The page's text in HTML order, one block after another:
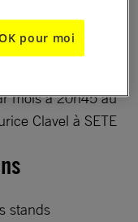
du public
mois à 20h45 au
Clavel à SETE
stands
pour moi